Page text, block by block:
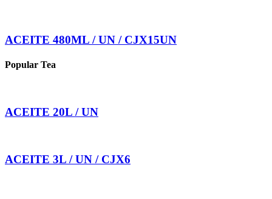
ACEITE 480ML / UN / CJX15UN
Popular Tea
ACEITE 20L / UN
ACEITE 3L / UN / CJX6